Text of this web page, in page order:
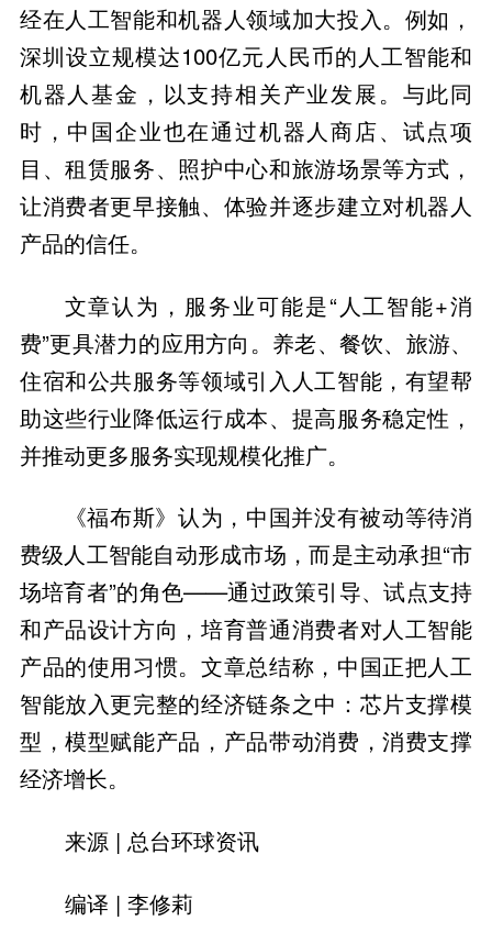
经在人工智能和机器人领域加大投入。例如，
深圳设立规模达100亿元人民币的人工智能和
机器人基金，以支持相关产业发展。与此同
时，中国企业也在通过机器人商店、试点项
目、租赁服务、照护中心和旅游场景等方式，
让消费者更早接触、体验并逐步建立对机器人
产品的信任。
文章认为，服务业可能是“人工智能+消
费”更具潜力的应用方向。养老、餐饮、旅游、
住宿和公共服务等领域引入人工智能，有望帮
助这些行业降低运行成本、提高服务稳定性，
并推动更多服务实现规模化推广。
《福布斯》认为，中国并没有被动等待消
费级人工智能自动形成市场，而是主动承担“市
场培育者”的角色——通过政策引导、试点支持
和产品设计方向，培育普通消费者对人工智能
产品的使用习惯。文章总结称，中国正把人工
智能放入更完整的经济链条之中：芯片支撑模
型，模型赋能产品，产品带动消费，消费支撑
经济增长。
来源 | 总台环球资讯
编译 | 李修莉